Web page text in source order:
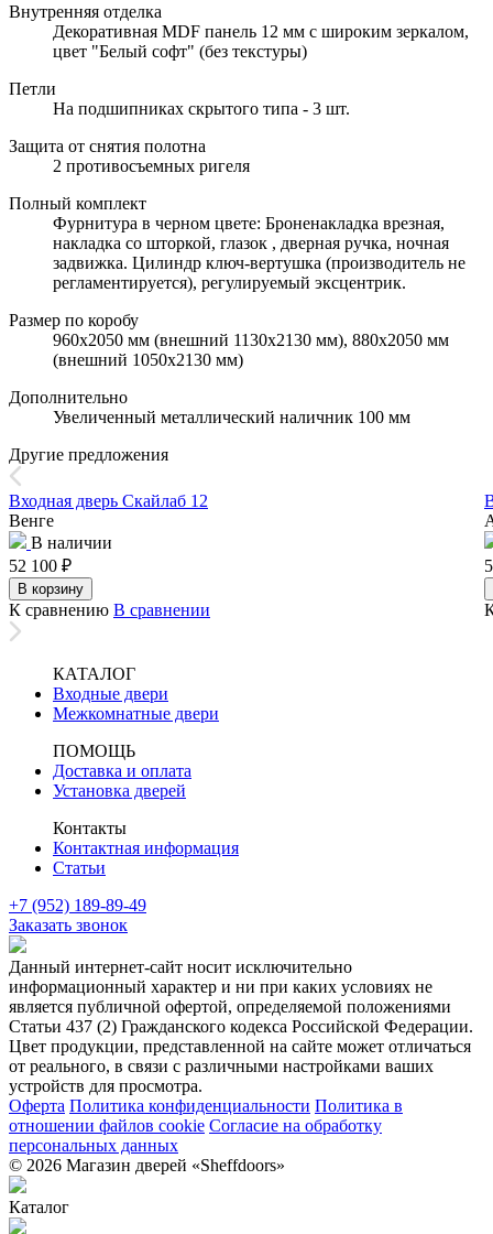
Внутренняя отделка
Декоративная MDF панель 12 мм с широким зеркалом,
цвет "Белый софт" (без текстуры)
Петли
На подшипниках скрытого типа - 3 шт.
Защита от снятия полотна
2 противосъемных ригеля
Полный комплект
Фурнитура в черном цвете: Броненакладка врезная,
накладка со шторкой, глазок , дверная ручка, ночная
задвижка. Цилиндр ключ-вертушка (производитель не
регламентируется), регулируемый эксцентрик.
Размер по коробу
960х2050 мм (внешний 1130х2130 мм), 880х2050 мм
(внешний 1050х2130 мм)
Дополнительно
Увеличенный металлический наличник 100 мм
Другие предложения
Входная дверь Скайлаб 12
Венге
В наличии
52 100 ₽
В корзину
К сравнению В сравнении
КАТАЛОГ
Входные двери
Межкомнатные двери
ПОМОЩЬ
Доставка и оплата
Установка дверей
Контакты
Контактная информация
Статьи
+7 (952) 189-89-49
Заказать звонок
Данный интернет-сайт носит исключительно
информационный характер и ни при каких условиях не
является публичной офертой, определяемой положениями
Статьи 437 (2) Гражданского кодекса Российской Федерации.
Цвет продукции, представленной на сайте может отличаться
от реального, в связи с различными настройками ваших
устройств для просмотра.
Оферта Политика конфиденциальности Политика в
отношении файлов cookie Согласие на обработку
персональных данных
© 2026 Магазин дверей «Sheffdoors»
Каталог